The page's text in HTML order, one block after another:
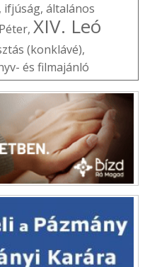
, ifjúság, általános
, XIV. Leó
(konklávé),
és filmajánló